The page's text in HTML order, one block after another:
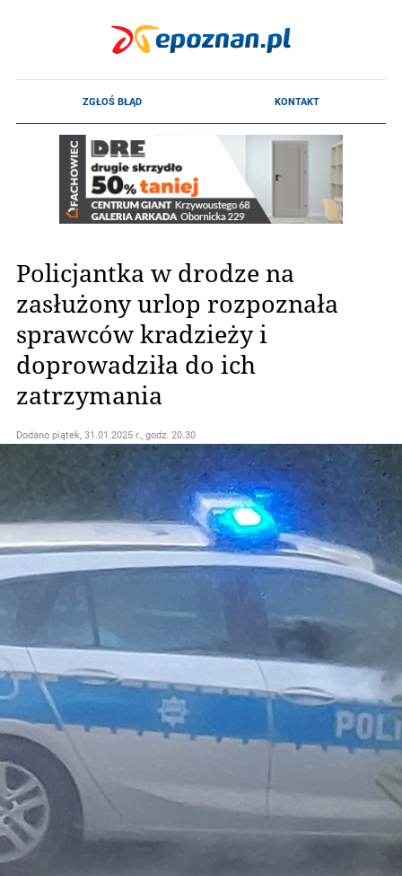
Policjantka w drodze na
zasłużony urlop rozpoznała
sprawców kradzieży i
doprowadziła do ich
zatrzymania
Dodano piątek, 31.01.2025 r., godz. 20.30